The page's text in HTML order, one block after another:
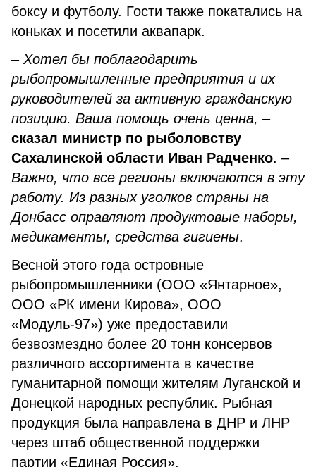
боксу и футболу. Гости также покатались на
коньках и посетили аквапарк.
–Хотел бы поблагодарить
рыбопромышленные предприятия и их
руководителей за активную гражданскую
позицию. Ваша помощь очень ценна, –
сказал министр по рыболовству
Сахалинской области Иван Радченко. –
Важно, что все регионы включаются в эту
работу. Из разных уголков страны на
Донбасс оправляют продуктовые наборы,
медикаменты, средства гигиены.
Весной этого года островные
рыбопромышленники (ООО «Янтарное»,
ООО «РК имени Кирова», ООО
«Модуль-97») уже предоставили
безвозмездно более 20 тонн консервов
различного ассортимента в качестве
гуманитарной помощи жителям Луганской и
Донецкой народных республик. Рыбная
продукция была направлена в ДНР и ЛНР
через штаб общественной поддержки
партии «Единая Россия».